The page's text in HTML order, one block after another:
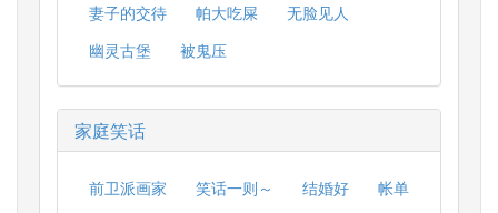
妻子的交待
帕大吃屎
无脸见人
幽灵古堡
被鬼压
家庭笑话
前卫派画家 笑话一则～ 结婚好
帐单